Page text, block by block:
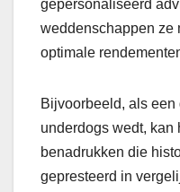
gepersonaliseerd
weddenschappen ze
optimale
Bijvoorbeeld, als
underdogs wedt, kan
benadrukken die
gepresteerd in